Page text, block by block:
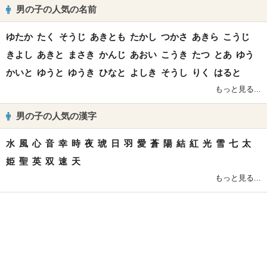
男の子の人気の名前
ゆたか たく そうじ あきとも たかし つかさ あきら こうじ
きよし あきと まさき かんじ あおい こうき たつ とあ ゆう
かいと ゆうと ゆうき ひなと よしき そうし りく はると
もっと見る...
男の子の人気の漢字
水 風 心 音 幸 時 夜 琥 日 羽 愛 蒼 陽 結 紅 光 雪 七 太
姫 聖 英 双 速 天
もっと見る...